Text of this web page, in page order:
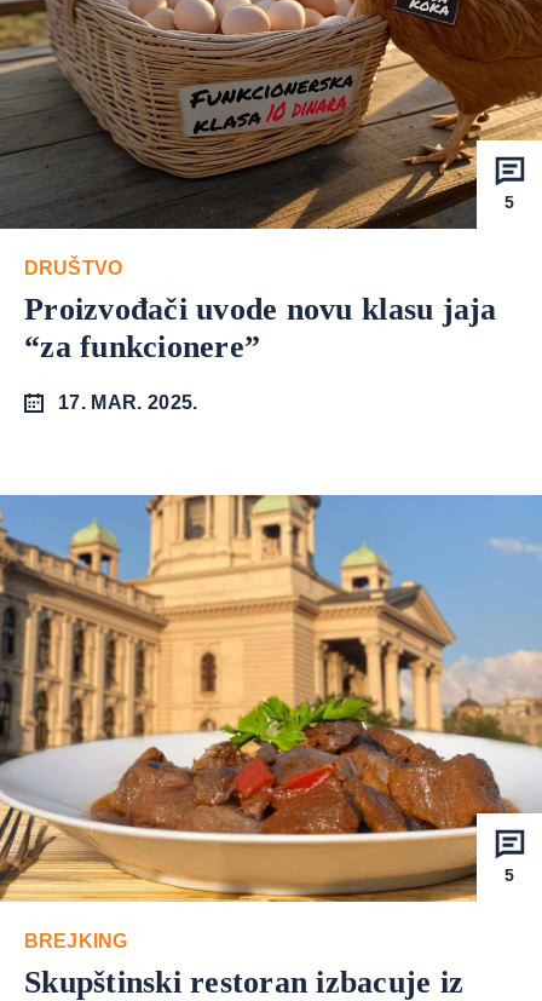
5
DRUŠTVO
Proizvođači uvode novu klasu jaja
“za funkcionere”
17. MAR. 2025.
5
BREJKING
Skupštinski restoran izbacuje iz